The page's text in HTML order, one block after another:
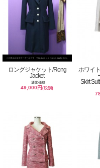
ロングジャケット/Rong
Jacket
通常価格
49,000円(税別)
ホワイ
Skirt